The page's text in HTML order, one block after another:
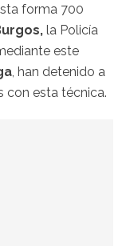
forma 700
la Policía
este
, han detenido a
con esta técnica.